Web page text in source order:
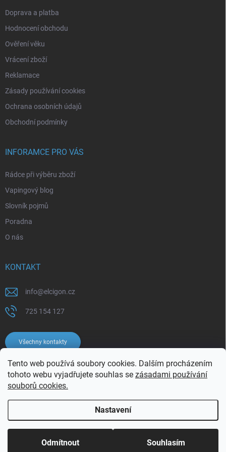
Tento web používá soubory cookies. Dalším procházením
tohoto webu vyjadřujete souhlas se zásadami používání
souborů cookies.
Nastavení
Odmítnout Souhlasím
Doprava a platba
Hodnocení obchodu
Ověření věku
Vrácení zboží
Reklamace
Zásady používání cookies
Ochrana osobních údajů
Obchodní podmínky
INFORAMCE PRO VÁS
Rádce při výběru zboží
Vapingový blog
Slovník pojmů
Poradna
O nás
KONTAKT
info@elcigon.cz
725 154 127
Všechny kontakty
Copyright 2026Elcigon.cz. Všechna práva vyhrazena.Upravit nastavení
cookies